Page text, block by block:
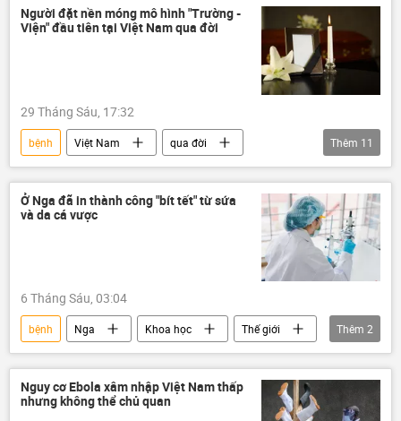
bệnh nhân
WHO Sức khoẻ
Người đặt nền móng mô hình "Trường -
Viện" đầu tiên tại Việt Nam qua đời
29 Tháng Sáu, 17:32
bệnh Việt Nam
qua đời
Bộ Y Tế Việt Nam
bệnh viện
sáng tạo
Khoa học
Nhà khoa học
Pháp
Thêm 11
Ở Nga đã in thành công "bít tết" từ sứa
và da cá vược
6 Tháng Sáu, 03:04
bệnh Nga Khoa học
Thế giới
Nhà khoa học
Công nghiệp
Thêm 2
Nguy cơ Ebola xâm nhập Việt Nam thấp
nhưng không thể chủ quan